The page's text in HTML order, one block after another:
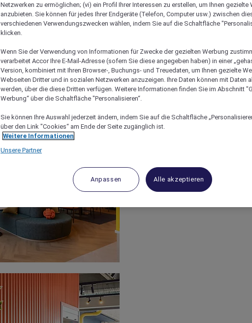
Netzwerken zu ermöglichen; (vi) ein Profil Ihrer Interessen zu erstellen, um Ihnen gezielte
anzubieten. Sie können für jedes Ihrer Endgeräte (Telefon, Computer usw.) zwischen
verschiedenen Verwendungszwecken wählen, indem Sie auf die Schaltfläche
klicken.
Wenn Sie der Verwendung von Informationen für Zwecke der gezielten Werbung
verarbeitet Accor Ihre E-Mail-Adresse (sofern Sie diese angegeben haben) in einer
Version, kombiniert mit Ihren Browser-, Buchungs- und Treuedaten, um Ihnen gezielte
Webseiten Dritter und in sozialen Netzwerken anzuzeigen. Ihre Daten können mit Daten
werden, über die diese Dritten verfügen. Weitere Informationen finden Sie im Abschnitt
Werbung“ über die Schaltfläche "Personalisieren“.
Sie können Ihre Auswahl jederzeit ändern, indem Sie auf die Schaltfläche
über den Link "Cookies“ am Ende der Seite zugänglich ist.
Weitere Informationen
Unsere Partner
Anpassen Alle akzeptieren